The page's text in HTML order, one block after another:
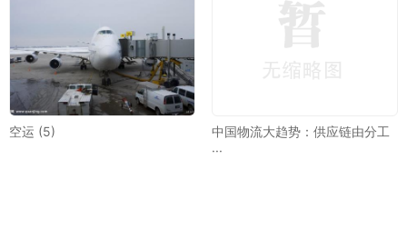
空运 (5)
中国物流大趋势：供应链由分工
···